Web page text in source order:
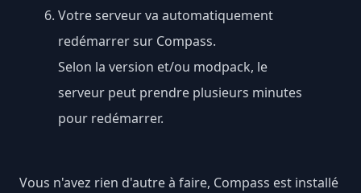
Votre serveur va automatiquement
redémarrer sur Compass.
Selon la version et/ou modpack, le
serveur peut prendre plusieurs minutes
pour redémarrer.
Vous n'avez rien d'autre à faire, Compass est installé